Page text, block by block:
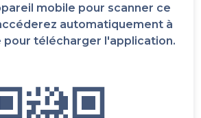
mobile pour scanner ce
automatiquement à
télécharger l'application.